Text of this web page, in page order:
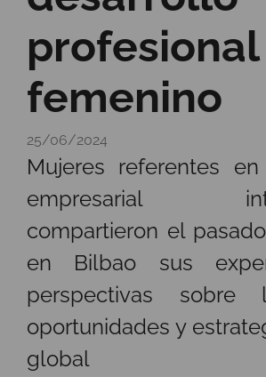
profesional
femenino
25/06/2024
Mujeres referentes
empresarial
compartieron el
en Bilbao sus
perspectivas sobre
oportunidades y
global